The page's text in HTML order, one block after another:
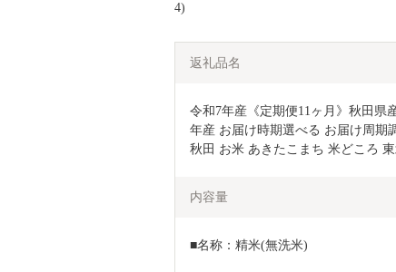
4)
返礼品名
令和7年産《定期便11ヶ月》秋田県
年産 お届け時期選べる お届け周期
秋田 お米 あきたこまち 米どころ
内容量
■名称：精米(無洗米)